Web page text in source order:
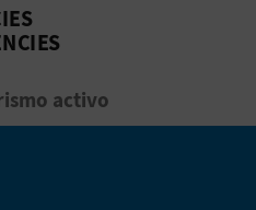
activo